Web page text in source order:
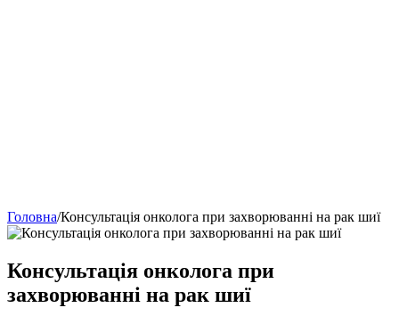
Головна/Консультація онколога при захворюванні на рак шиї
Консультація онколога при
захворюванні на рак шиї